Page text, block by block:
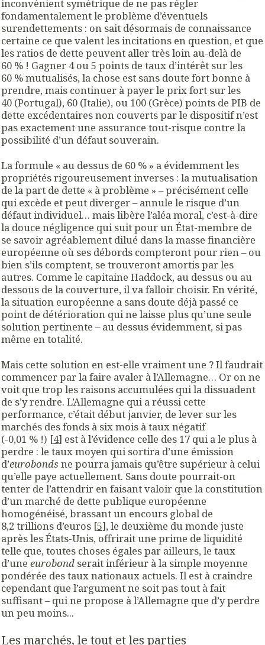
inconvénient symétrique de ne pas régler
fondamentalement le problème d’éventuels
surendettements : on sait désormais de connaissance
certaine ce que valent les incitations en question, et que
les ratios de dette peuvent aller très loin au-delà de
60 % ! Gagner 4 ou 5 points de taux d’intérêt sur les
60 % mutualisés, la chose est sans doute fort bonne à
prendre, mais continuer à payer le prix fort sur les
40 (Portugal), 60 (Italie), ou 100 (Grèce) points de PIB de
dette excédentaires non couverts par le dispositif n’est
pas exactement une assurance tout-risque contre la
possibilité d’un défaut souverain.
La formule « au dessus de 60 % » a évidemment les
propriétés rigoureusement inverses : la mutualisation
de la part de dette « à problème » – précisément celle
qui excède et peut diverger – annule le risque d’un
défaut individuel… mais libère l’aléa moral, c’est-à-dire
la douce négligence qui suit pour un État-membre de
se savoir agréablement dilué dans la masse financière
européenne où ses débords compteront pour rien – ou
bien s’ils comptent, se trouveront amortis par les
autres. Comme le capitaine Haddock, au dessus ou au
dessous de la couverture, il va falloir choisir. En vérité,
la situation européenne a sans doute déjà passé ce
point de détérioration qui ne laisse plus qu’une seule
solution pertinente – au dessus évidemment, si pas
même en totalité.
Mais cette solution en est-elle vraiment une ? Il faudrait
commencer par la faire avaler à l’Allemagne… Or on ne
voit que trop les raisons accumulées qui la dissuadent
de s’y rendre. L’Allemagne qui a réussi cette
performance, c’était début janvier, de lever sur les
marchés des fonds à six mois à taux négatif
(-0,01 % !) [4] est à l’évidence celle des 17 qui a le plus à
perdre : le taux moyen qui sortira d’une émission
d’eurobondsne pourra jamais qu’être supérieur à celui
qu’elle paye actuellement. Sans doute pourrait-on
tenter de l’attendrir en faisant valoir que la constitution
d’un marché de dette publique européenne
homogénéisé, brassant un encours global de
8,2 trillions d’euros [5], le deuxième du monde juste
après les États-Unis, offrirait une prime de liquidité
telle que, toutes choses égales par ailleurs, le taux
d’une eurobond serait inférieur à la simple moyenne
pondérée des taux nationaux actuels. Il est à craindre
cependant que l’argument ne soit pas tout à fait
suffisant – qui ne propose à l’Allemagne que d’y perdre
un peu moins...
Les marchés, le tout et les parties